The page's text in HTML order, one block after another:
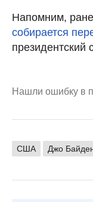
Напомним,
собирается
президентский
Нашли ошибку в
США Джо